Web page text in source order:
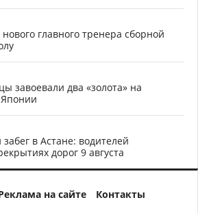
главного тренера сборной
завоевали два «золота» на
в Астане: водителей
дорог 9 августа
на сайте Контакты